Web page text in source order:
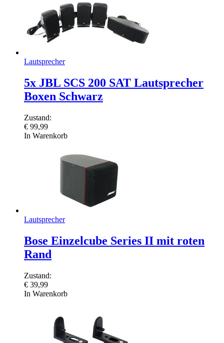
Lautsprecher
5x JBL SCS 200 SAT Lautsprecher
Boxen Schwarz
Zustand:
€ 99,99
In Warenkorb
Lautsprecher
Bose Einzelcube Series II mit roten
Rand
Zustand:
€ 39,99
In Warenkorb